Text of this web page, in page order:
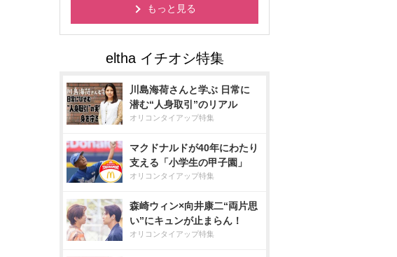
もっと見る
川島海荷さんと学ぶ 日常に
潜む“人身取引”のリアル
オリコンタイアップ特集
マクドナルドが40年にわたり
支える「小学生の甲子園」
オリコンタイアップ特集
森崎ウィン×向井康二“両片思
い”にキュンが止まらん！
オリコンタイアップ特集